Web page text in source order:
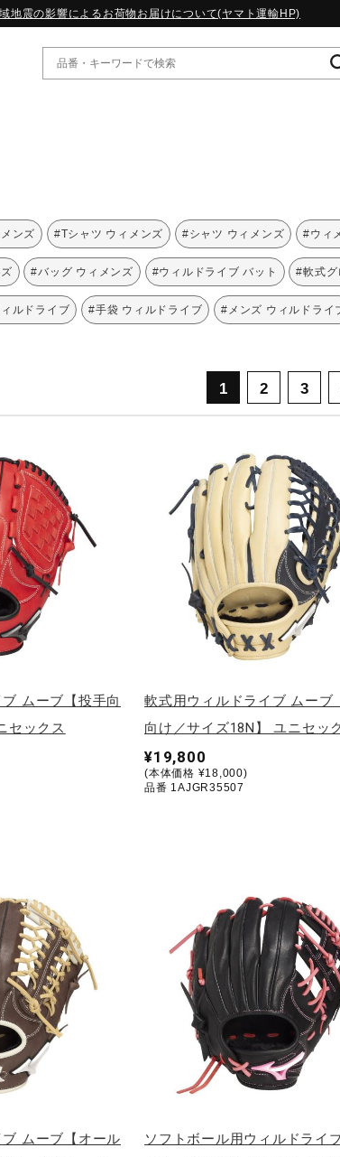
地震の影響によるお荷物お届けについて(ヤマト運輸HP)
｜特集
MITA｜特集
｜特集
カラーパック｜特集
2｜特集
ト・ハウエル｜特集
ンズ #Tシャツ ウィメンズ #シャツ ウィメンズ #ウィ
#バッグ ウィメンズ #ウィルドライブ バット #軟式グ
ルドライブ #手袋 ウィルドライブ #メンズ ウィルドライ
1 2 3
ムーブ【投手向
セックス
軟式用ウィルドライブ ムーブ
向け／サイズ18N】 ユニセッ
¥19,800
(本体価格 ¥18,000)
品番 1AJGR35507
ムーブ【オール
ソフトボール用ウィルドライ